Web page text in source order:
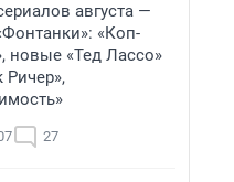
августа —
«Коп-
новые «Тед Лассо»
Ричер»,
27